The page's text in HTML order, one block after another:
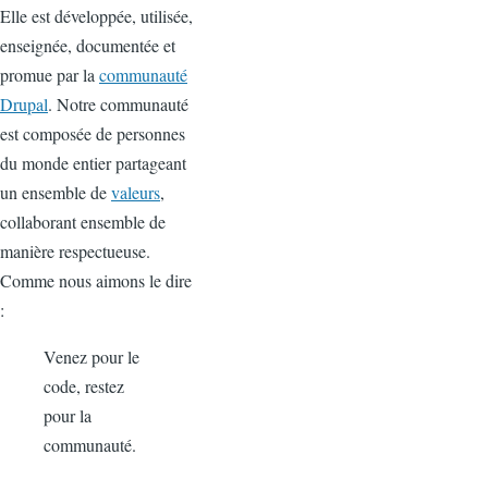
Elle est développée, utilisée,
enseignée, documentée et
promue par lacommunauté
Drupal. Notre communauté
est composée de personnes
du monde entier partageant
un ensemble devaleurs,
collaborant ensemble de
manière respectueuse.
Comme nous aimons le dire
:
Venez pour le
code, restez
pour la
communauté.